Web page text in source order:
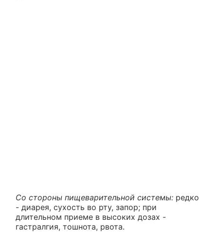
Со стороны пищеварительной системы: редко
- диарея, сухость во рту, запор; при
длительном приеме в высоких дозах -
гастралгия, тошнота, рвота.